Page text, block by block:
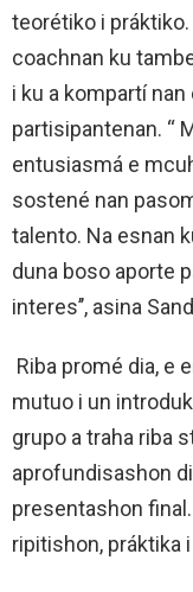
teorétiko i
coachnan ku
i ku a kompartí
partisipantenan. “
entusiasmá e
sostené nan
talento. Na esnan
duna boso aporte
interes’’, asina
Riba promé dia, e
mutuo i un
grupo a traha riba
aprofundisashon
presentashon
ripitishon, práktika